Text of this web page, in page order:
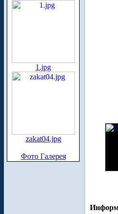
1.jpg
zakat04.jpg
Фото Галерея